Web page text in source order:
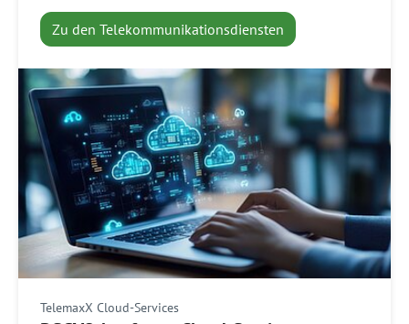
Zu den Telekommunikationsdiensten
TelemaxX Cloud-Services